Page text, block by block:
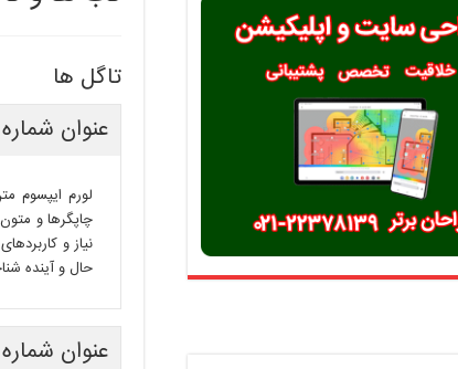
تاگل ها
عنوان شماره 1
لورم ایپسوم
چاپگرها و
نیاز و
حال و آینده
عنوان شماره 2